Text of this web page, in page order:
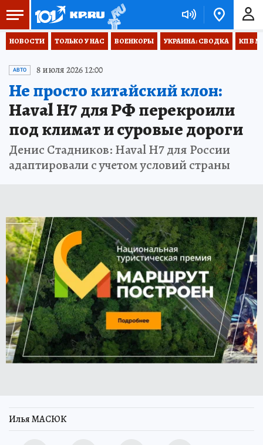
НОВОСТИ ТОЛЬКО У НАС ВОЕНКОРЫ УКРАИНА: СВОДКА КП В
АВТО 8 июля 2026 12:00
Не просто китайский клон:
Haval H7 для РФ перекроили
под климат и суровые дороги
Денис Стадников: Haval H7 для России
адаптировали с учетом условий страны
Илья МАСЮК